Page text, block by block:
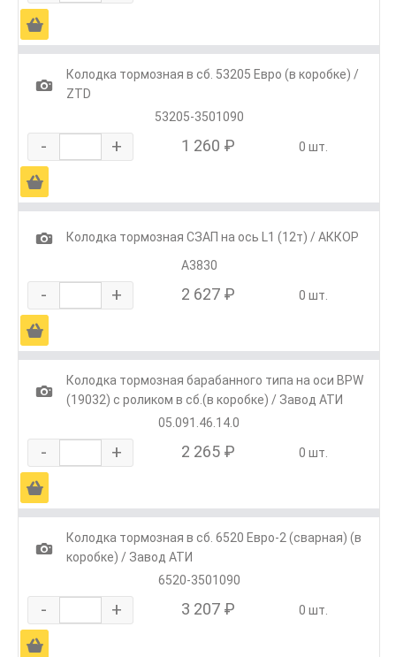
Ä
1
Колодка тормозная в сб. 53205 Евро (в коробке) /
ZTD
53205-3501090
- + 1 260 ₽ 0 шт.
Ä
1
Колодка тормозная СЗАП на ось L1 (12т) / АККОР
А3830
- + 2 627 ₽ 0 шт.
Ä
1
Колодка тормозная барабанного типа на оси BPW
(19032) с роликом в сб.(в коробке) / Завод АТИ
05.091.46.14.0
- + 2 265 ₽ 0 шт.
Ä
1
Колодка тормозная в сб. 6520 Евро-2 (сварная) (в
коробке) / Завод АТИ
6520-3501090
- + 3 207 ₽ 0 шт.
Ä